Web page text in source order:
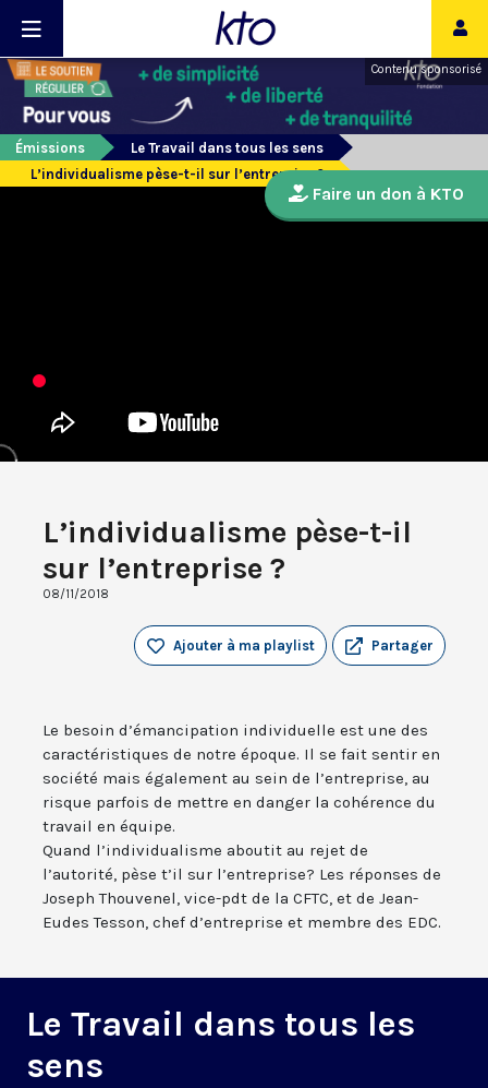
Contenu sponsorisé
Émissions
Le Travail dans tous les sens
L’individualisme pèse-t-il sur l’entreprise ?
L’individualisme pèse-t-il
sur l’entreprise ?
08/11/2018
Partager
Ajouter à ma playlist
Le besoin d’émancipation individuelle est une des
caractéristiques de notre époque. Il se fait sentir en
société mais également au sein de l’entreprise, au
risque parfois de mettre en danger la cohérence du
travail en équipe.
Quand l’individualisme aboutit au rejet de
l’autorité, pèse t’il sur l’entreprise? Les réponses de
Joseph Thouvenel, vice-pdt de la CFTC, et de Jean-
Eudes Tesson, chef d’entreprise et membre des EDC.
Le Travail dans tous les
sens
Faire un don à KTO